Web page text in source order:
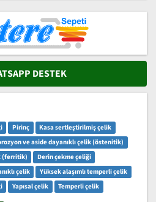
DESTEK
Pirinç
Kasa sertleştirilmiş çelik
ve aside dayanıklı çelik (östenitik)
(ferritik)
Derin çekme çeliği
çelik
Yüksek alaşımlı temperli çelik
Yapısal çelik Temperli çelik